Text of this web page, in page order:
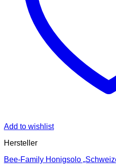
Add to wishlist
Hersteller
Bee-Family Honigsolo